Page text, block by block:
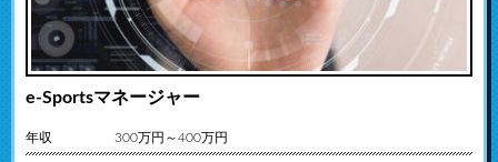
e-Sportsマネージャー
年収 300万円～400万円